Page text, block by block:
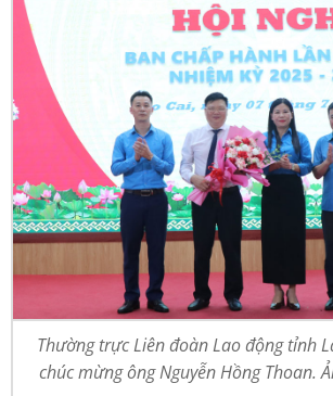
Thường trực Liên đoàn Lao động tỉnh
chúc mừng ông Nguyễn Hồng Thoan.